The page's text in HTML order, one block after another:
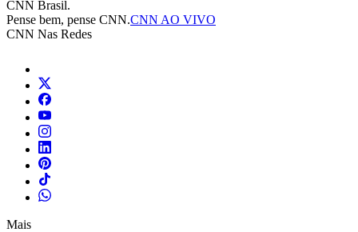
CNN Brasil.
Pense bem, pense CNN.CNN AO VIVO
CNN Nas Redes
Mais